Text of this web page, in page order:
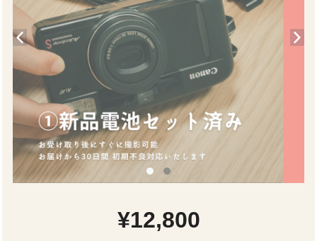
¥12,800